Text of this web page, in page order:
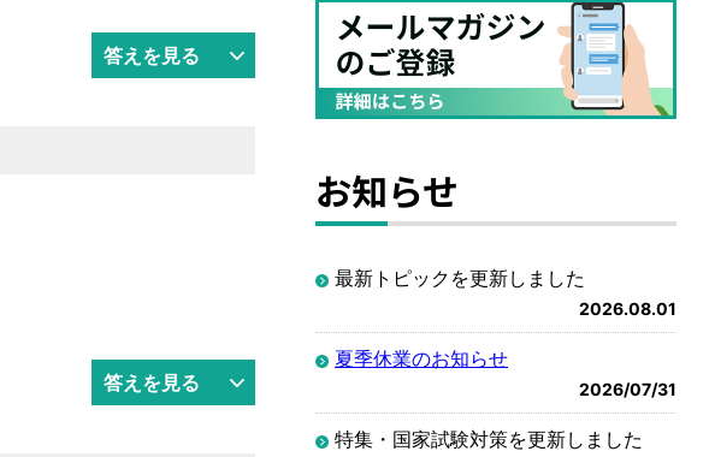
答えを見る
答えを見る
お知らせ
最新トピックを更新しました
2026.08.01
夏季休業のお知らせ
2026/07/31
特集・国家試験対策を更新しました